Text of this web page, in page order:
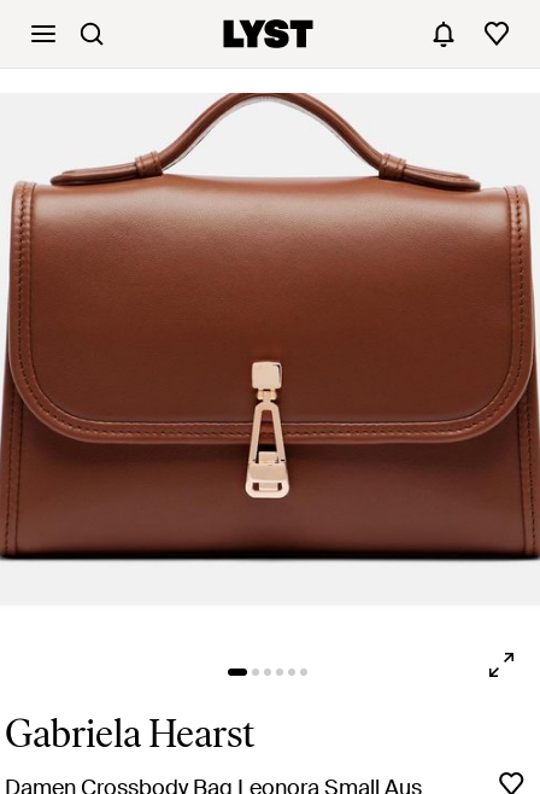
Gabriela Hearst
Damen Crossbody Bag Leonora Small Aus